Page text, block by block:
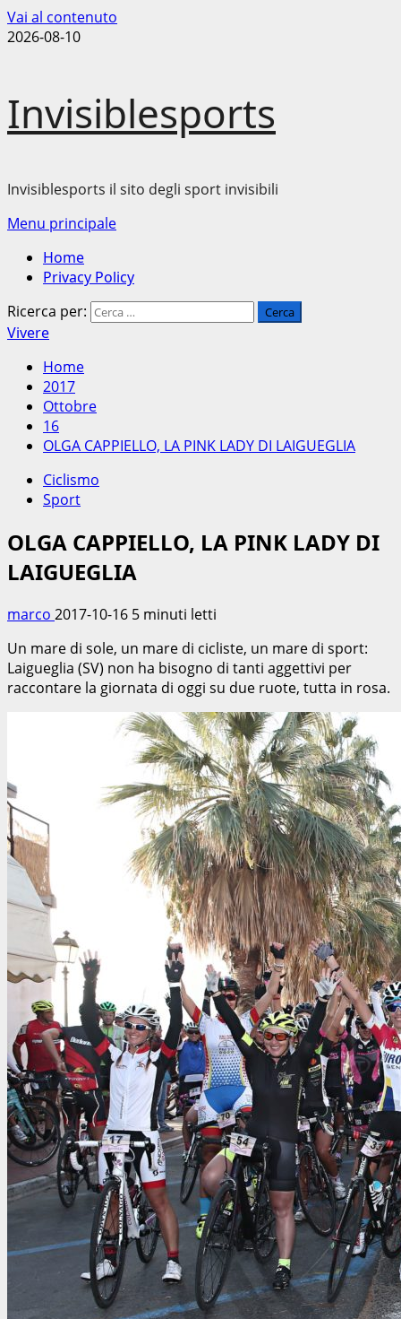
Vai al contenuto
2026-08-10
Invisiblesports
Invisiblesports il sito degli sport invisibili
Menu principale
Home
Privacy Policy
Ricerca per:
Vivere
Home
2017
Ottobre
16
OLGA CAPPIELLO, LA PINK LADY DI LAIGUEGLIA
Ciclismo
Sport
OLGA CAPPIELLO, LA PINK LADY DI
LAIGUEGLIA
marco 2017-10-16 5 minuti letti
Un mare di sole, un mare di cicliste, un mare di sport:
Laigueglia (SV) non ha bisogno di tanti aggettivi per
raccontare la giornata di oggi su due ruote, tutta in rosa.